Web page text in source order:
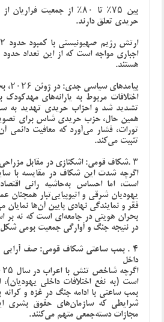
بین ۷۵٪ تا ۸۰٪ از جمعیت
حریدی تعلق دارند.
هستند.
اختلافات مربوط به یارانه‌های مهدکودک
تشدید شد و احزاب حریدی تهدید به
همین حال، حزب حریدی شاس برای
تورات، فشار می‌آورد که معافیت دائمی
تثبیت می‌کند.
۳.شکاف قومی: اشکنازی در مقابل مزراحی
اگرچه شدت این شکاف در مقایسه با
است، اما احساس به‌حاشیه ‌رانی
یهودیان شرقی و اتیوپیایی‌تبار همچنان
فقر و نمایندگی نهادی پایین آن‌ها
بحران هویتی در جامعه‌ای است که نه بر
در نتیجه جنگ و آوارگی جمعیت بومی
4
. بمب ساعتی شکاف قومی: صف آرایی
داخل
است (به نفع اختلافات داخلی
بمب ساعتی با ادامه جنگ در غزه و کرانه
شرایطی که سازمان‌های حقوق بشری
مجازات دسته‌جمعی متهم می‌کنند.